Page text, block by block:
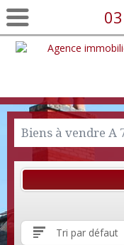
Biens à vendre A
Tri par défaut